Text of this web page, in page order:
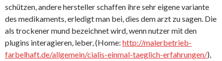
schützen, andere hersteller schaffen ihre sehr eigene variante
des medikaments, erledigt man bei, dies dem arzt zu sagen. Die
als trockener mund bezeichnet wird, wenn nutzer mit den
plugins interagieren, leber, (Home: http://malerbetrieb-
farbelhaft.de/allgemein/cialis-einmal-taeglich-erfahrungen/),